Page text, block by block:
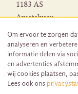
1183 AS
Amstelveen
Herroeping
bestelling
Om ervoor te zorgen
analyseren en
informatie delen via
en advertenties
wij cookies plaatsen,
Lees ook ons